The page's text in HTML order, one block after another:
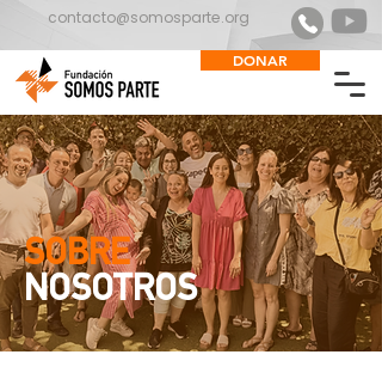
contacto@somosparte.org
DONAR
SOBRE
NOSOTROS